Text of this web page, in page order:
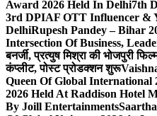
Award 2026 Held In Delhi7th
3rd DPIAF OTT Influencer &
DelhiRupesh Pandey – Bihar
Intersection Of Business,
बनर्जी, प्रत्युष मिश्रा की भोजपुरी
कंप्लीट, पोस्ट प्रोडक्शन शुरू
Queen Of Global
2026 Held At Raddison Hotel
By Joill Entertainments